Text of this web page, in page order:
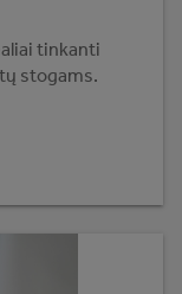
tinkanti
stogams.